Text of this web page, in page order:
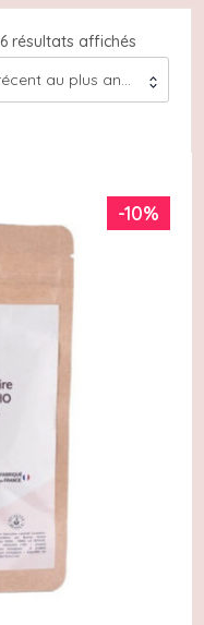
6 résultats affichésTrié
du
plus
récent
-10%